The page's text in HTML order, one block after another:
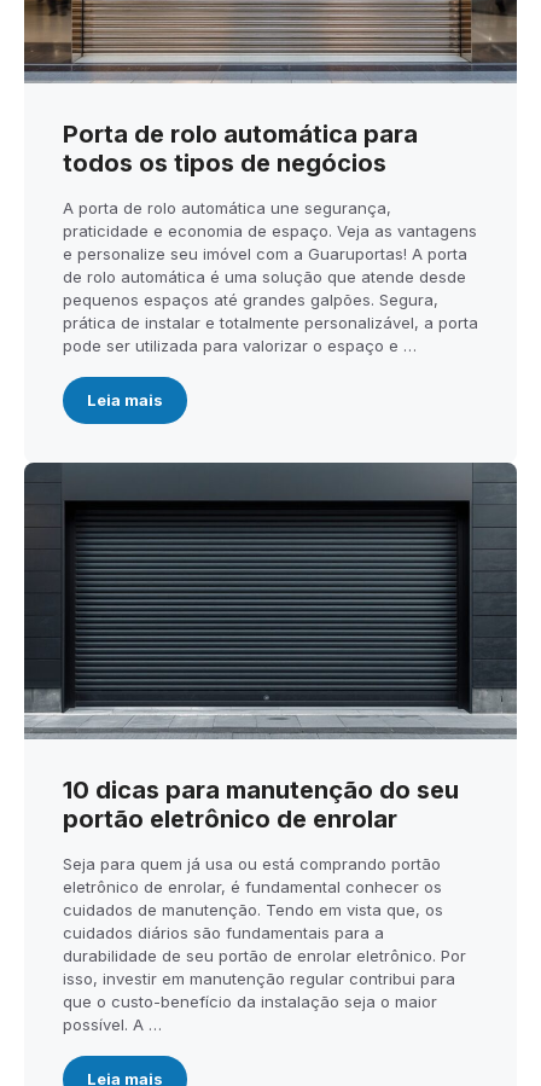
Porta de rolo automática para
todos os tipos de negócios
A porta de rolo automática une segurança,
praticidade e economia de espaço. Veja as vantagens
e personalize seu imóvel com a Guaruportas! A porta
de rolo automática é uma solução que atende desde
pequenos espaços até grandes galpões. Segura,
prática de instalar e totalmente personalizável, a porta
pode ser utilizada para valorizar o espaço e …
Leia mais
10 dicas para manutenção do seu
portão eletrônico de enrolar
Seja para quem já usa ou está comprando portão
eletrônico de enrolar, é fundamental conhecer os
cuidados de manutenção. Tendo em vista que, os
cuidados diários são fundamentais para a
durabilidade de seu portão de enrolar eletrônico. Por
isso, investir em manutenção regular contribui para
que o custo-benefício da instalação seja o maior
possível. A …
Leia mais